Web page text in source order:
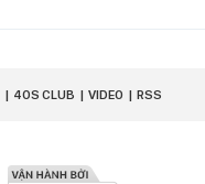
40S CLUB VIDEO RSS